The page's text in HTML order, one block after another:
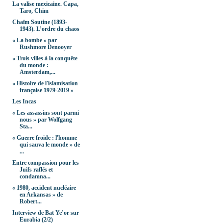
La valise mexicaine. Capa,
Taro, Chim
Chaïm Soutine (1893-
1943). L’ordre du chaos
« La bombe » par
Rushmore Denooyer
« Trois villes à la conquête
du monde :
Amsterdam,...
« Histoire de l'islamisation
française 1979-2019 »
Les Incas
« Les assassins sont parmi
nous » par Wolfgang
Sta...
« Guerre froide : l'homme
qui sauva le monde » de
...
Entre compassion pour les
Juifs raflés et
condamna...
« 1980, accident nucléaire
en Arkansas » de
Robert...
Interview de Bat Ye’or sur
Eurabia (2/2)